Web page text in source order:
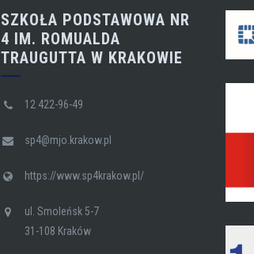
SZKOŁA PODSTAWOWA NR
4 IM. ROMUALDA
TRAUGUTTA W KRAKOWIE
12 422-96-49
sp4@mjo.krakow.pl
https://www.sp4krakow.pl/
ul. Smoleńsk 5-7
31-108 Kraków